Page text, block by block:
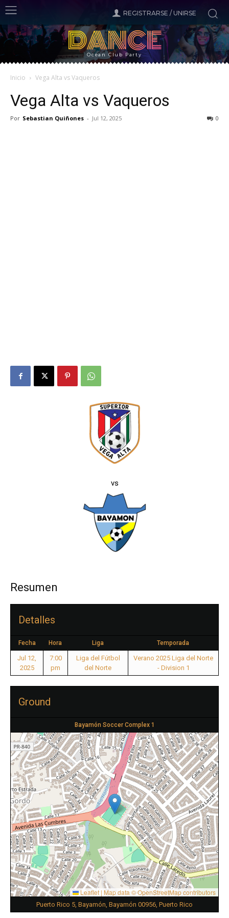
REGISTRARSE / UNIRSE
DANCE
Ocean Club Party
Inicio Vega Alta vs Vaqueros
Vega Alta vs Vaqueros
Por Sebastian Quiñones - Jul 12, 2025 0
vs
Resumen
Detalles
Fecha Hora Liga Temporada
Jul 12,
2025
7:00
pm
Liga del Fútbol
del Norte
Verano 2025 Liga del Norte
- Division 1
Ground
Bayamón Soccer Complex 1
Leaflet | Map data ©OpenStreetMapcontributors
Puerto Rico 5, Bayamón, Bayamón 00956, Puerto Rico